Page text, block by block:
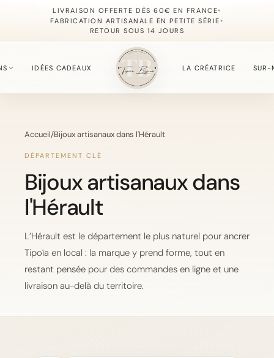
LIVRAISON OFFERTE DÈS 60€ EN FRANCE•
FABRICATION ARTISANALE EN PETITE SÉRIE•
RETOUR SOUS 14 JOURS
simples à offrir.
IDÉES CADEAUX LA CRÉATRICE SUR-
Accueil/Bijoux artisanaux dans l'Hérault
DÉPARTEMENT CLÉ
Bijoux artisanaux dans
l'Hérault
L’Hérault est le département le plus naturel pour ancrer
Tipoïa en local : la marque y prend forme, tout en
restant pensée pour des commandes en ligne et une
livraison au-delà du territoire.